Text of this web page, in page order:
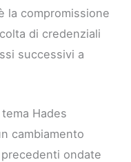
la compromissione
di credenziali
successivi a
Hades
cambiamento
ondate